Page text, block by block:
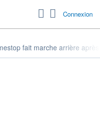
Connexion
fait marche arrière